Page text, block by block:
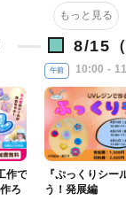
もっと見る
作で
ろ
8/15
午前 10:00 -
『ぷっくりシー
う！発展編